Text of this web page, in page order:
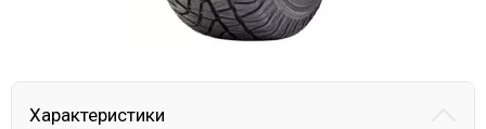
Характеристики